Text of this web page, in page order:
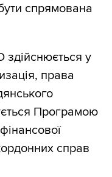
спрямована
у
права
Програмою
справ